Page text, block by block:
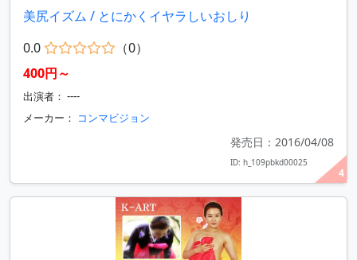
4
美尻イズム / とにかくイヤラしいおしり
0.0
（0）
400円～
出演者： ----
メーカー： コンマビジョン
発売日：2016/04/08
ID: h_109pbkd00025